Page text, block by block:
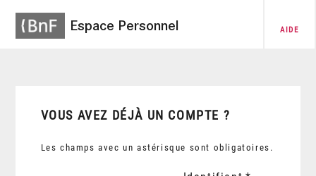
Espace Personnel AIDE
VOUS AVEZ DÉJÀ UN COMPTE ?
Les champs avec un astérisque sont obligatoires.